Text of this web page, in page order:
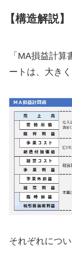
【構造解説
「MA損益計
ートは、大き
それぞれにつ